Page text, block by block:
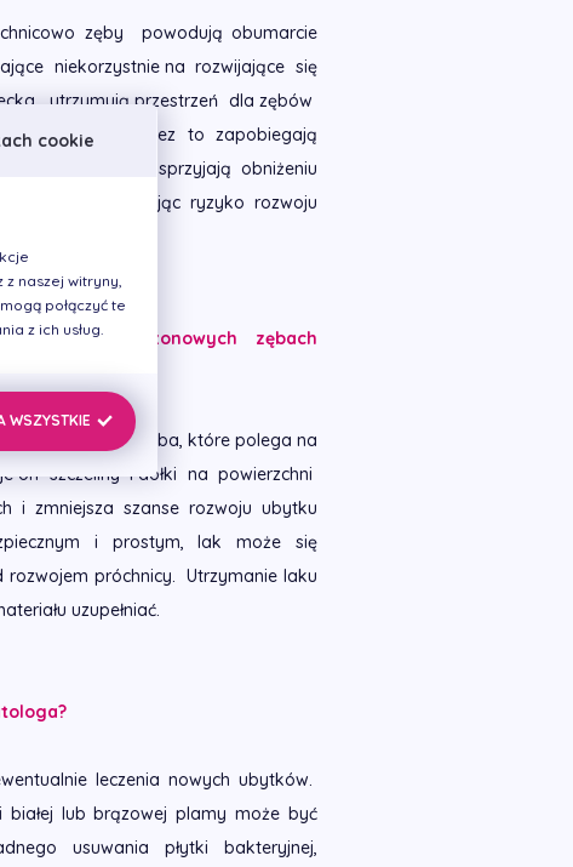
zęby powodują obumarcie
niekorzystnie na rozwijające się
utrzymują przestrzeń dla zębów
szczęk, a przez to zapobiegają
próchnicowe sprzyjają obniżeniu
zmniejszając ryzyko rozwoju
pierwszych trzonowych zębach
żującej zęba, które polega na
on szczeliny i dołki na powierzchni
i zmniejsza szanse rozwoju ubytku
i prostym, lak może się
próchnicy. Utrzymanie laku
uzupełniać.
leczenia nowych ubytków.
lub brązowej plamy może być
usuwania płytki bakteryjnej,
cookie
naszej witryny,
połączyć te
z ich usług.
WSZYSTKIE